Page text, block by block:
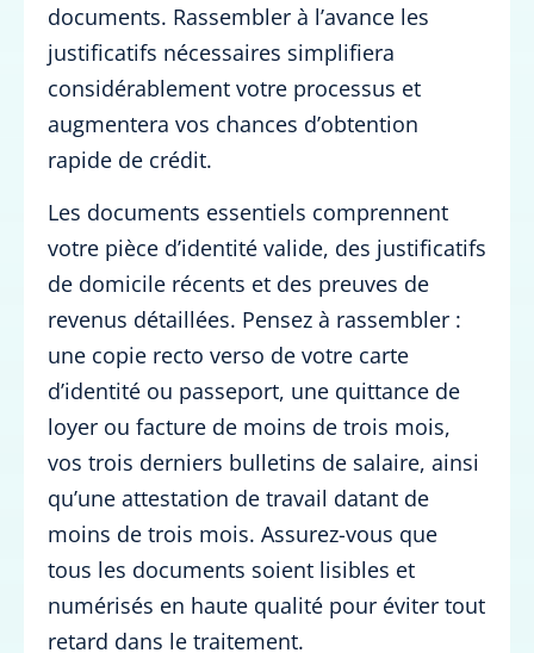
documents. Rassembler à l’avance les
justificatifs nécessaires simplifiera
considérablement votre processus et
augmentera vos chances d’obtention
rapide de crédit.
Les documents essentiels comprennent
votre pièce d’identité valide, des justificatifs
de domicile récents et des preuves de
revenus détaillées. Pensez à rassembler :
une copie recto verso de votre carte
d’identité ou passeport, une quittance de
loyer ou facture de moins de trois mois,
vos trois derniers bulletins de salaire, ainsi
qu’une attestation de travail datant de
moins de trois mois. Assurez-vous que
tous les documents soient lisibles et
numérisés en haute qualité pour éviter tout
retard dans le traitement.